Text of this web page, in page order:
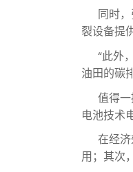
同时，
裂设备提
“此外，
油田的碳
值得一
电池技术
在经济
用；其次